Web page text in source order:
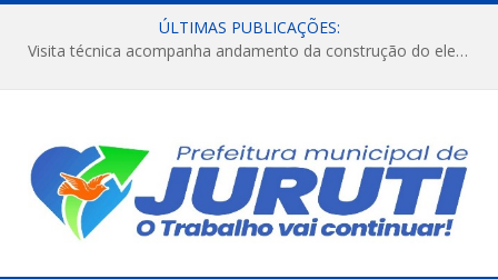
ÚLTIMAS PUBLICAÇÕES:
Visita técnica acompanha andamento da construção do elevado na comunidade Diamantino, região do Miri.